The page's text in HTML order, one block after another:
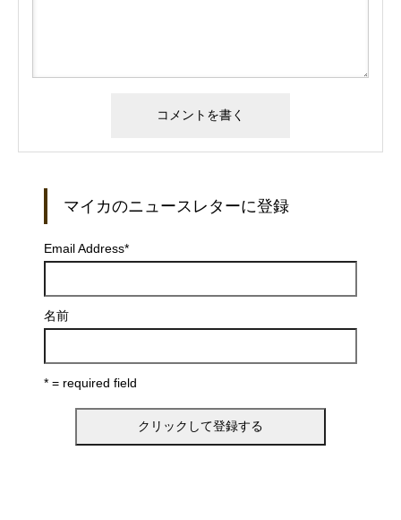
マイカのニュースレターに登録
Email Address*
名前
* = required field